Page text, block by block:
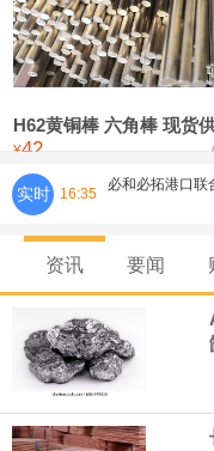
铸造铝合金锭(ZLD104)
压铸锌合金锭
氯化镍
H62黄铜棒 六角棒 现货
¥42
实时 16:35
必和必拓港口
8月7日，宇树
研发费用金额分
元，最近3年复
资讯 要闻